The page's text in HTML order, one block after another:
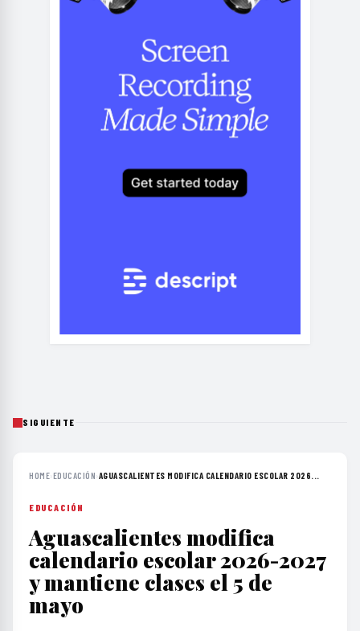
SIGUIENTE
HOME›EDUCACIÓN›AGUASCALIENTES MODIFICA CALENDARIO ESCOLAR 2026...
EDUCACIÓN
Aguascalientes modifica
calendario escolar 2026-2027
y mantiene clases el 5 de
mayo